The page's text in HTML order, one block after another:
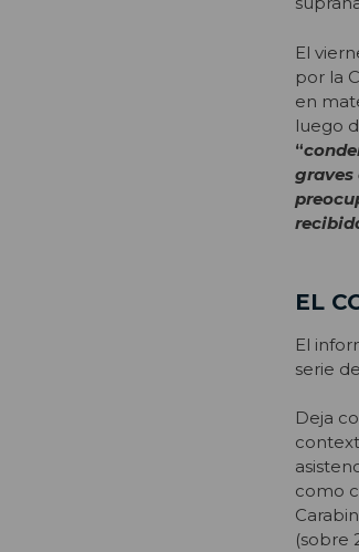
El
por la
en
luego
“
graves
EL
El
serie
Deja
como
(sobre